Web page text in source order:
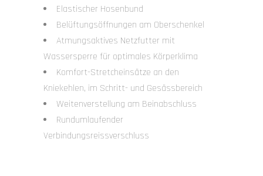
Elastischer Hosenbund
Belüftungsöffnungen am Oberschenkel
Atmungsaktives Netzfutter mit
Wassersperre für optimales Körperklima
Komfort-Stretcheinsätze an den
Kniekehlen, im Schritt- und Gesässbereich
Weitenverstellung am Beinabschluss
Rundumlaufender
Verbindungsreissverschluss